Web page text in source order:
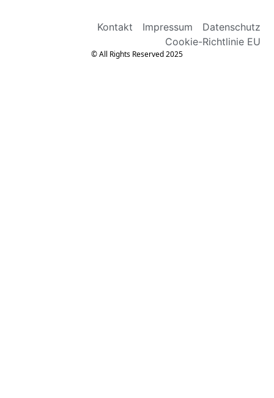
Kontakt Impressum
Datenschutz
Cookie-Richtlinie EU
© All Rights Reserved 2025